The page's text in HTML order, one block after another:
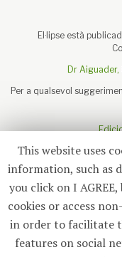
El·lipse està
Dr
Per a qualsevol
This website uses
information, such as
you click on I
cookies or access
in order to facilitate
features on social